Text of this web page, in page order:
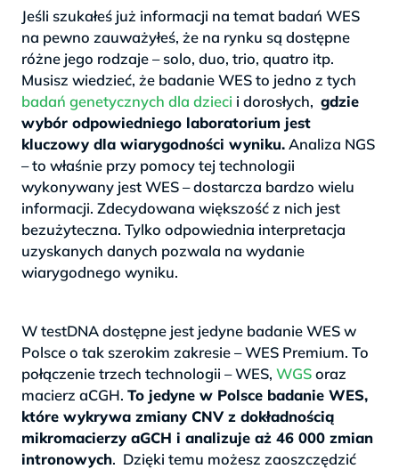
Jeśli szukałeś już informacji na temat badań WES
na pewno zauważyłeś, że na rynku są dostępne
różne jego rodzaje – solo, duo, trio, quatro itp.
Musisz wiedzieć, że badanie WES to jedno z tych
badań genetycznych dla dzieci i dorosłych, gdzie
wybór odpowiedniego laboratorium jest
kluczowy dla wiarygodności wyniku.Analiza NGS
– to właśnie przy pomocy tej technologii
wykonywany jest WES – dostarcza bardzo wielu
informacji. Zdecydowana większość z nich jest
bezużyteczna. Tylko odpowiednia interpretacja
uzyskanych danych pozwala na wydanie
wiarygodnego wyniku.
W testDNA dostępne jest jedyne badanie WES w
Polsce o tak szerokim zakresie – WES Premium. To
połączenie trzech technologii – WES, WGSoraz
macierz aCGH. To jedyne w Polsce badanie WES,
które wykrywa zmiany CNV z dokładnością
mikromacierzy aGCH i analizuje aż 46 000 zmian
intronowych. Dzięki temu możesz zaoszczędzić